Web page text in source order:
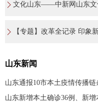
文化山东——中新网山东文
【专题】改革全记录 印象
山东新闻
山东通报10市本土疫情传播
山东新增本土确诊36例、新